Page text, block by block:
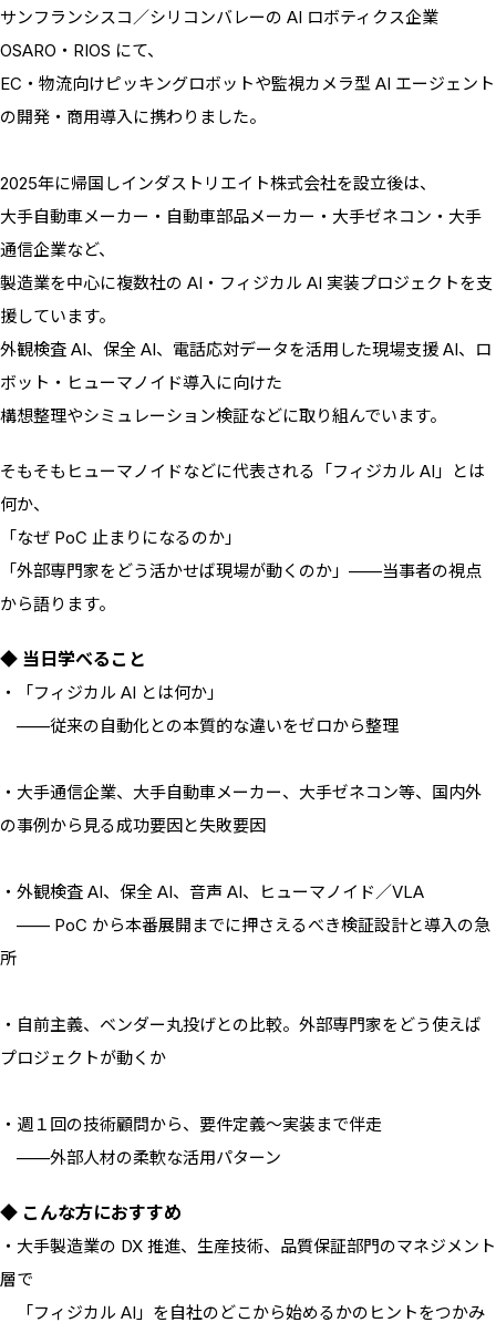
サンフランシスコ／シリコンバレーの AI ロボティクス企業
OSARO・RIOS にて、
EC・物流向けピッキングロボットや監視カメラ型 AI エージェント
の開発・商用導入に携わりました。
2025年に帰国しインダストリエイト株式会社を設立後は、
大手自動車メーカー・自動車部品メーカー・大手ゼネコン・大手
通信企業など、
製造業を中心に複数社の AI・フィジカル AI 実装プロジェクトを支
援しています。
外観検査 AI、保全 AI、電話応対データを活用した現場支援 AI、ロ
ボット・ヒューマノイド導入に向けた
構想整理やシミュレーション検証などに取り組んでいます。
そもそもヒューマノイドなどに代表される「フィジカル AI」とは
何か、
「なぜ PoC 止まりになるのか」
「外部専門家をどう活かせば現場が動くのか」——当事者の視点
から語ります。
◆ 当日学べること
・「フィジカル AI とは何か」
——従来の自動化との本質的な違いをゼロから整理
・大手通信企業、大手自動車メーカー、大手ゼネコン等、国内外
の事例から見る成功要因と失敗要因
・外観検査 AI、保全 AI、音声 AI、ヒューマノイド／VLA
—— PoC から本番展開までに押さえるべき検証設計と導入の急
所
・自前主義、ベンダー丸投げとの比較。外部専門家をどう使えば
プロジェクトが動くか
・週１回の技術顧問から、要件定義〜実装まで伴走
——外部人材の柔軟な活用パターン
◆ こんな方におすすめ
・大手製造業の DX 推進、生産技術、品質保証部門のマネジメント
層で
「フィジカル AI」を自社のどこから始めるかのヒントをつかみ